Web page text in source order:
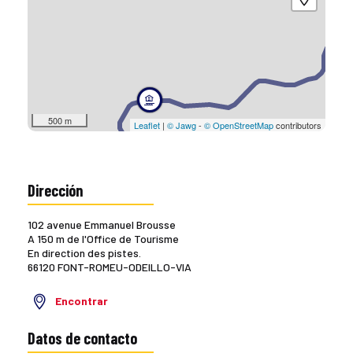
500 m Leaflet | © Jawg- © OpenStreetMapcontributors
Dirección
102 avenue Emmanuel Brousse
A 150 m de l'Office de Tourisme
En direction des pistes.
66120 FONT-ROMEU-ODEILLO-VIA
Encontrar
Datos de contacto